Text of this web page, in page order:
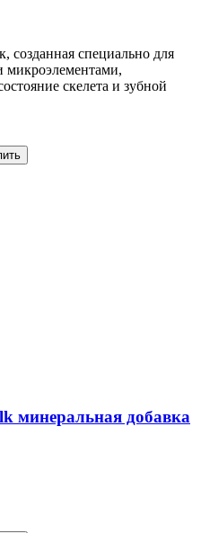
созданная специально для
микроэлементами,
скелета и зубной
минеральная добавка